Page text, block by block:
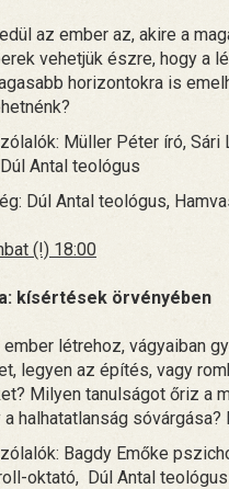
az ember az, akire a
vehetjük észre, hogy a
horizontokra is
Müller Péter író,
Antal teológus
Dúl Antal teológus,
(!) 18:00
kísértések örvényében
létrehoz, vágyaiban
legyen az építés, vagy
Milyen tanulságot őriz a
a halhatatlanság
Bagdy Emőke
oktató, Dúl Antal teológus